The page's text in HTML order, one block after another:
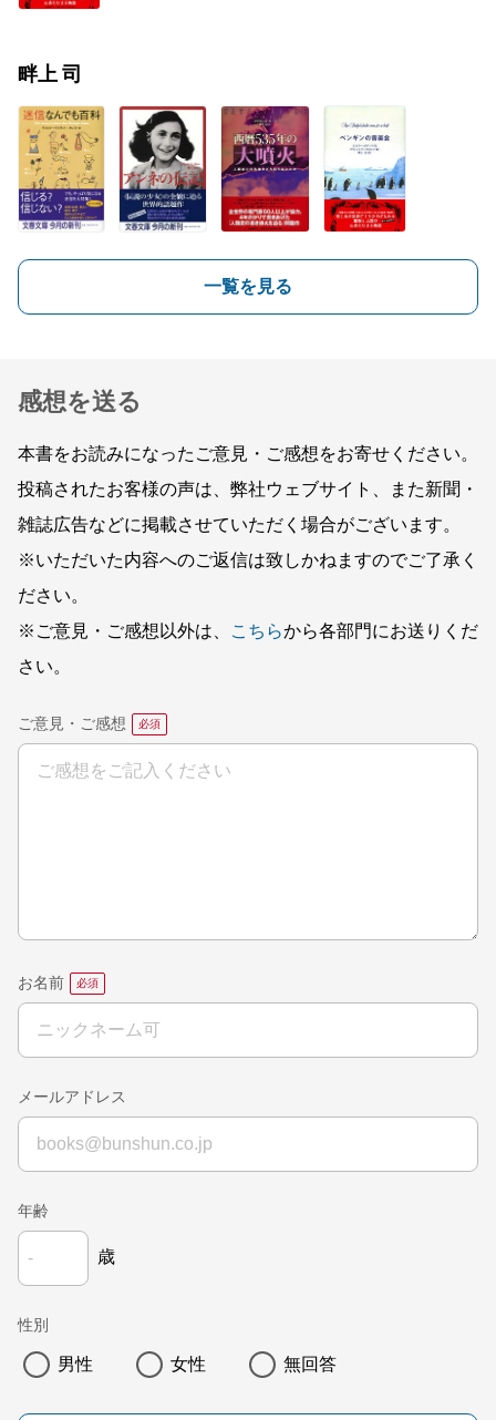
畔上 司
一覧を見る
感想を送る
本書をお読みになったご意見・ご感想をお寄せください。
投稿されたお客様の声は、弊社ウェブサイト、また新聞・
雑誌広告などに掲載させていただく場合がございます。
※いただいた内容へのご返信は致しかねますのでご了承く
ださい。
※ご意見・ご感想以外は、
こちらから各部門にお送りくだ
さい。
ご意見・ご感想
お名前
メールアドレス
年齢
歳
性別
男性 女性 無回答